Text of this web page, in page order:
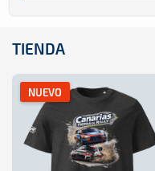
TIENDA
NUEVO